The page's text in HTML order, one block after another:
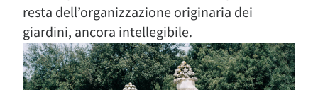
resta dell’organizzazione originaria dei
giardini, ancora intellegibile.